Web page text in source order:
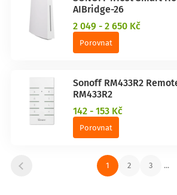
AIBridge-26
2 049 - 2 650 Kč
Porovnat
Sonoff RM433R2
RM433R2
142 - 153 Kč
Porovnat
1 2 3 ...